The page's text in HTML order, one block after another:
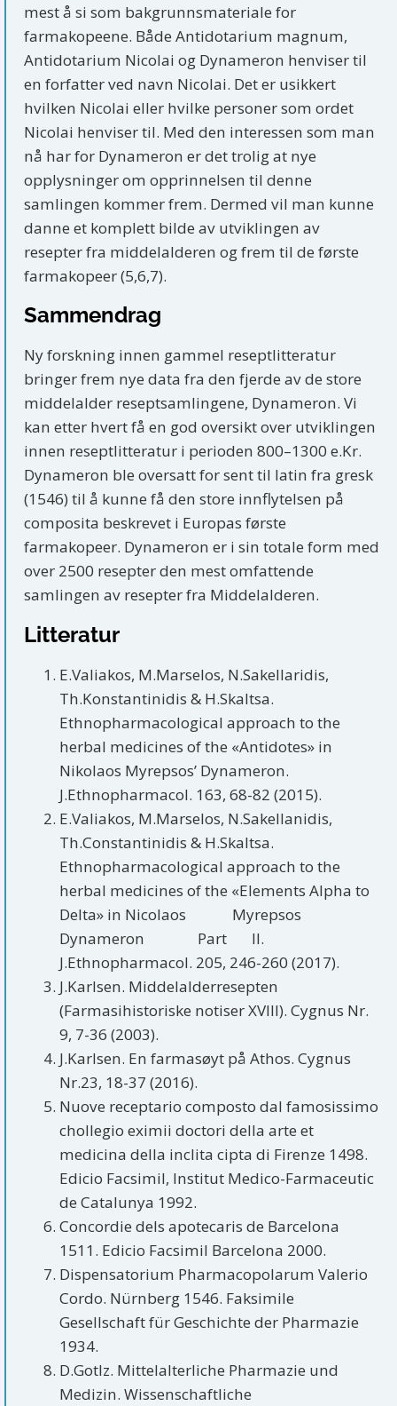
mest å si som bakgrunnsmateriale for
farmakopeene. Både Antidotarium magnum,
Antidotarium Nicolai og Dynameron henviser til
en forfatter ved navn Nicolai. Det er usikkert
hvilken Nicolai eller hvilke personer som ordet
Nicolai henviser til. Med den interessen som man
nå har for Dynameron er det trolig at nye
opplysninger om opprinnelsen til denne
samlingen kommer frem. Dermed vil man kunne
danne et komplett bilde av utviklingen av
resepter fra middelalderen og frem til de første
farmakopeer (5,6,7).
Sammendrag
Ny forskning innen gammel reseptlitteratur
bringer frem nye data fra den fjerde av de store
middelalder reseptsamlingene, Dynameron. Vi
kan etter hvert få en god oversikt over utviklingen
innen reseptlitteratur i perioden 800–1300 e.Kr.
Dynameron ble oversatt for sent til latin fra gresk
(1546) til å kunne få den store innflytelsen på
composita beskrevet i Europas første
farmakopeer. Dynameron er i sin totale form med
over 2500 resepter den mest omfattende
samlingen av resepter fra Middelalderen.
Litteratur
E.Valiakos, M.Marselos, N.Sakellaridis,
Th.Konstantinidis & H.Skaltsa.
Ethnopharmacological approach to the
herbal medicines of the «Antidotes» in
Nikolaos Myrepsos’ Dynameron.
J.Ethnopharmacol. 163, 68-82 (2015).
E.Valiakos, M.Marselos, N.Sakellanidis,
Th.Constantinidis & H.Skaltsa.
Ethnopharmacological approach to the
herbal medicines of the «Elements Alpha to
Delta» in Nicolaos Myrepsos
Dynameron Part II.
J.Ethnopharmacol. 205, 246-260 (2017).
J.Karlsen. Middelalderresepten
(Farmasihistoriske notiser XVIII). Cygnus Nr.
9, 7-36 (2003).
J.Karlsen. En farmasøyt på Athos. Cygnus
Nr.23, 18-37 (2016).
Nuove receptario composto dal famosissimo
chollegio eximii doctori della arte et
medicina della inclita cipta di Firenze 1498.
Edicio Facsimil, Institut Medico-Farmaceutic
de Catalunya 1992.
Concordie dels apotecaris de Barcelona
1511. Edicio Facsimil Barcelona 2000.
Dispensatorium Pharmacopolarum Valerio
Cordo. Nürnberg 1546. Faksimile
Gesellschaft für Geschichte der Pharmazie
1934.
D.Gotlz. Mittelalterliche Pharmazie und
Medizin. Wissenschaftliche